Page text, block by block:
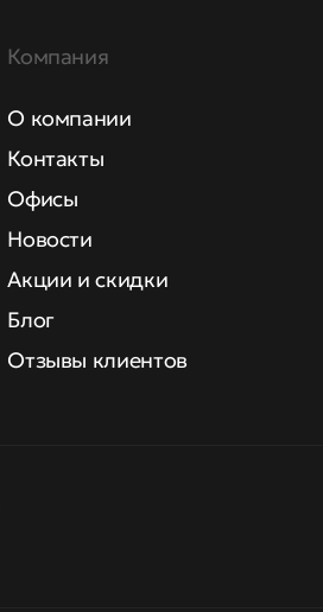
Компания
О компании
Контакты
Офисы
Новости
Акции и скидки
Блог
Отзывы клиентов